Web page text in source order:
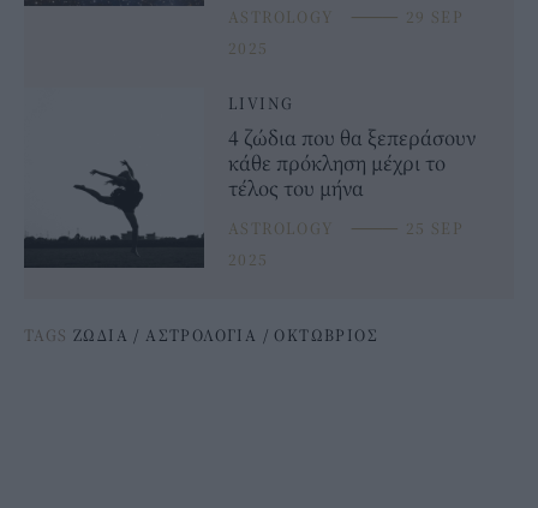
ASTROLOGY ⸻ 29 SEP
2025
LIVING
4 ζώδια που θα ξεπεράσουν
κάθε πρόκληση μέχρι το
τέλος του μήνα
ASTROLOGY ⸻ 25 SEP
2025
TAGS ΖΩΔΙΑ / ΑΣΤΡΟΛΟΓΙΑ / ΟΚΤΩΒΡΙΟΣ